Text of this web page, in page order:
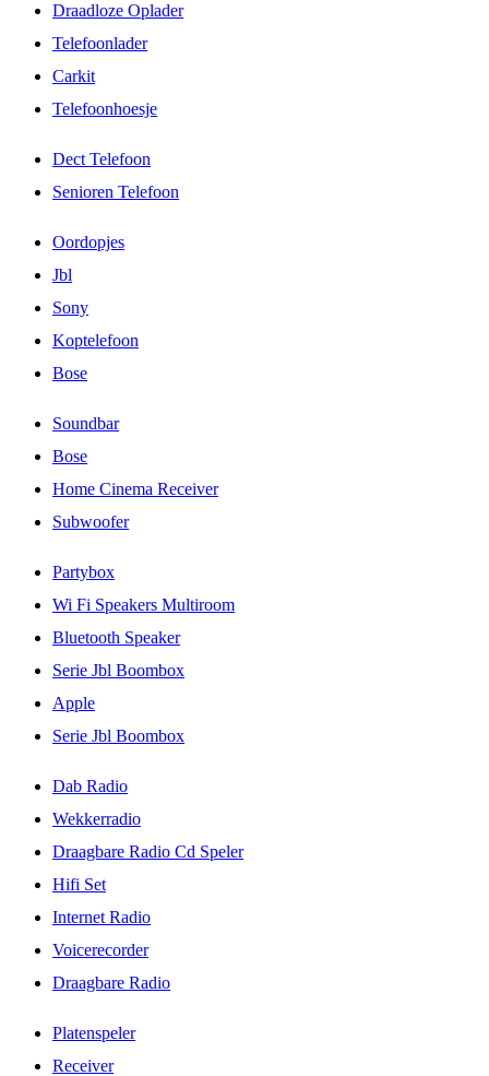
Draadloze Oplader
Telefoonlader
Carkit
Telefoonhoesje
Dect Telefoon
Senioren Telefoon
Oordopjes
Jbl
Sony
Koptelefoon
Bose
Soundbar
Bose
Home Cinema Receiver
Subwoofer
Partybox
Wi Fi Speakers Multiroom
Bluetooth Speaker
Serie Jbl Boombox
Apple
Serie Jbl Boombox
Dab Radio
Wekkerradio
Draagbare Radio Cd Speler
Hifi Set
Internet Radio
Voicerecorder
Draagbare Radio
Platenspeler
Receiver